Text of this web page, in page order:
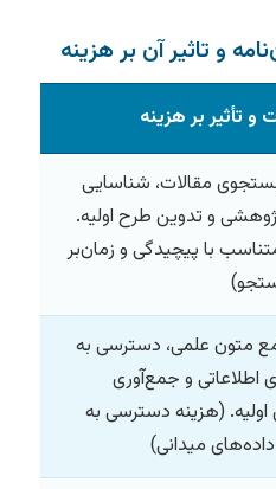
و تاثیر آن بر هزینه
و تأثیر بر هزینه
مقالات، شناسایی
و تدوین طرح اولیه.
با پیچیدگی و زمان‌بر
متون علمی، دسترسی به
اطلاعاتی و جمع‌آوری
اولیه. (هزینه دسترسی به
میدانی)